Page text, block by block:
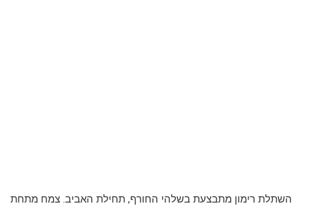
השתלת רימון מתבצעת בשלהי החורף, תחילת האביב. צמח מתחת